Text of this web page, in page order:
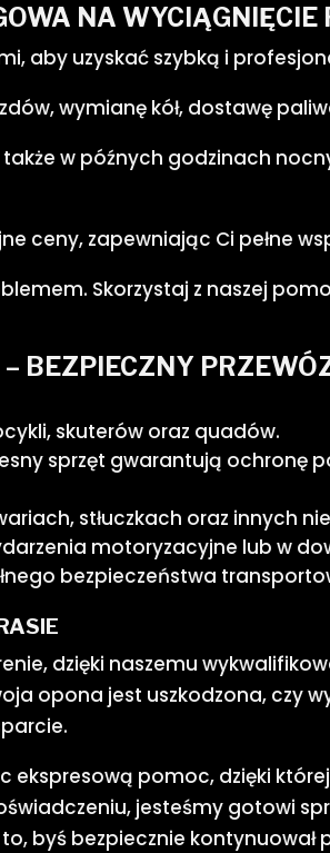
NA WYCIĄGNIĘCIE
aby uzyskać szybką i
wymianę kół, dostawę
w późnych godzinach
ceny, zapewniając Ci pełne
Skorzystaj z naszej
BEZPIECZNY
skuterów oraz quadów.
sprzęt gwarantują ochronę
stłuczkach oraz innych
motoryzacyjne lub w
bezpieczeństwa
dzięki naszemu
opona jest uszkodzona, czy
ekspresową pomoc, dzięki
jesteśmy gotowi
byś bezpiecznie kontynuował